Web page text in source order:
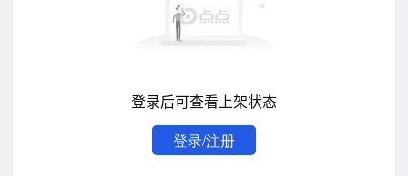
登录后可查看上架状态
登录/注册